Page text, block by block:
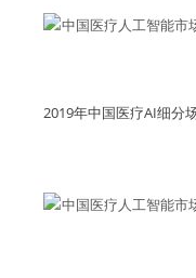
2019年中国医疗AI细分